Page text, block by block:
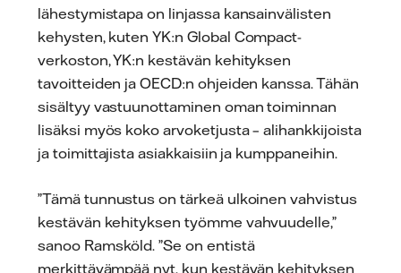
lähestymistapa on linjassa kansainvälisten
kehysten, kuten YK:n Global Compact-
verkoston, YK:n kestävän kehityksen
tavoitteiden ja OECD:n ohjeiden kanssa. Tähän
sisältyy vastuunottaminen oman toiminnan
lisäksi myös koko arvoketjusta – alihankkijoista
ja toimittajista asiakkaisiin ja kumppaneihin.
”Tämä tunnustus on tärkeä ulkoinen vahvistus
kestävän kehityksen työmme vahvuudelle,”
sanoo Ramsköld. ”Se on entistä
merkittävämpää nyt, kun kestävän kehityksen